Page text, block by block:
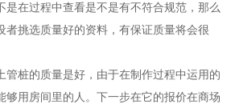
是在过程中查看是不是有不符合规范，那么
者挑选质量好的资料，有保证质量将会很
管桩的质量是好，由于在制作过程中运用的
够用房间里的人。下一步在它的报价在商场